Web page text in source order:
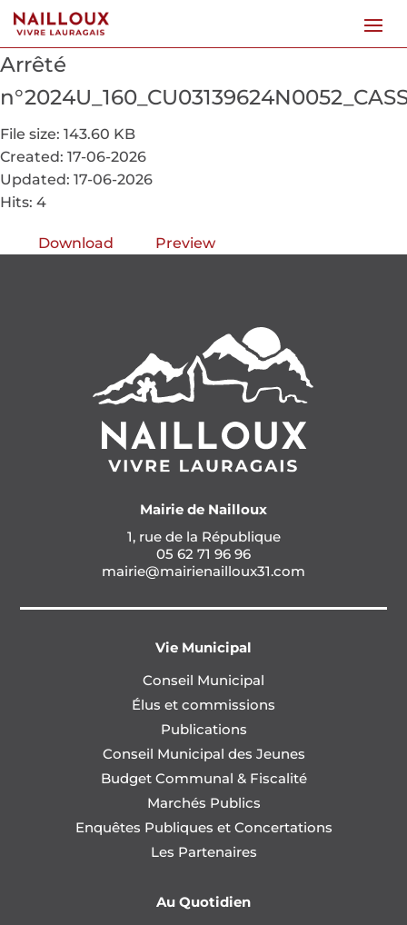
Arrêté
File size: 143.60 KB
Created: 17-06-2026
Updated: 17-06-2026
Hits: 4
Download Preview
Mairie de Nailloux
1, rue de la République
05 62 71 96 96
mairie@mairienailloux31.com
Vie Municipal
Conseil Municipal
Élus et commissions
Publications
Conseil Municipal des Jeunes
Budget Communal & Fiscalité
Marchés Publics
Enquêtes Publiques et Concertations
Les Partenaires
Au Quotidien